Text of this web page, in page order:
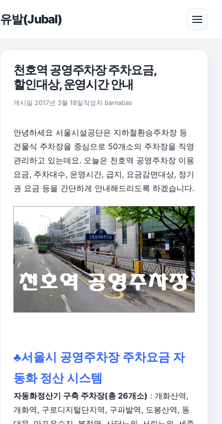
유발(Jubal) 메뉴
천호역 공영주차장 주차요금,
할인대상, 운영시간 안내
게시일 2017년 3월 18일 작성자 barnabas
안녕하세요 서울시설공단은 지하철환승주차장 등
건물식 주차장을 중심으로 50개소의 주차장을 직영
관리하고 있는데요. 오늘은 천호역 공영주차장 이용
요금, 주차대수, 운영시간, 급지, 요금감면대상, 정기
권 요금 등을 간단하게 안내해드리도록 하겠습니다.
♣서울시 공영주차장 주차요금 자
동화 정산 시스템
자동화정산기 구축 주차장(총 26개소) : 개화산역,
개화역, 구로디지털단지역, 구파발역, 도봉산역, 동